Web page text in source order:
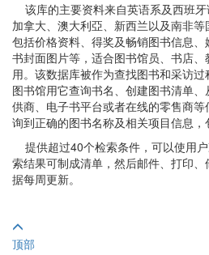
该库的主要资料来自英语系及西班牙
加拿大、澳大利亞、新西兰以及南非等
包括价格资料、得奖及畅销图书信息
书封面图片等，适合图书馆员、书店
用。该数据库被作为查找图书和采访
图书馆用它查询书名、创建图书清单
供商、电子书平台或者在线的零售商
询到正确的图书名称及相关项目信息，
提供超过40个检索条件，可以使用
索结果可制成清单，然后邮件、打印
据每周更新。
顶部